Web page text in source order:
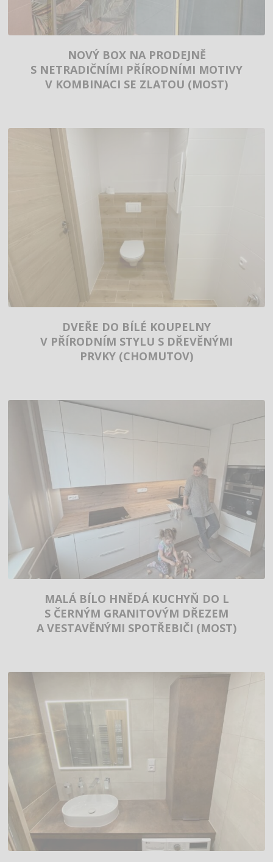
NOVÝ BOX NA PRODEJNĚ
S NETRADIČNÍMI PŘÍRODNÍMI MOTIVY
V KOMBINACI SE ZLATOU (MOST)
DVEŘE DO BÍLÉ KOUPELNY
V PŘÍRODNÍM STYLU S DŘEVĚNÝMI
PRVKY (CHOMUTOV)
MALÁ BÍLO HNĚDÁ KUCHYŇ DO L
S ČERNÝM GRANITOVÝM DŘEZEM
A VESTAVĚNÝMI SPOTŘEBIČI (MOST)